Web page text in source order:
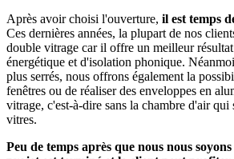
Après avoir choisi l'ouverture, il est temps
Ces dernières années, la plupart de nos
double vitrage car il offre un meilleur
énergétique et d'isolation phonique.
plus serrés, nous offrons également la
fenêtres ou de réaliser des enveloppes en
vitrage, c'est-à-dire sans la chambre d'air qui
vitres.
Peu de temps après que nous nous